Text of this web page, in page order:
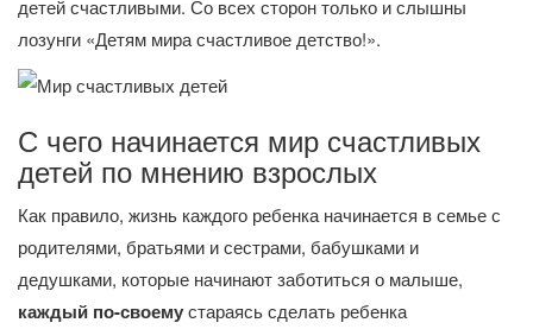
детей счастливыми. Со всех сторон только и слышны
лозунги «Детям мира счастливое детство!».
С чего начинается мир счастливых
детей по мнению взрослых
Как правило, жизнь каждого ребенка начинается в семье с
родителями, братьями и сестрами, бабушками и
дедушками, которые начинают заботиться о малыше,
каждый по-своемустараясь сделать ребенка